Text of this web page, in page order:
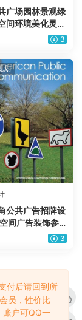
广场园林景观绿
间环境美化灵感
3
划
公共广告招牌设
间广告装饰参
英文-150P-963
付后请回到所
员，性价比
账户可QQ一